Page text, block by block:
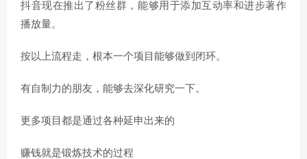
抖音现在推出了粉丝群，能够用于添加互动率和进步著作
播放量。
按以上流程走，根本一个项目能够做到闭环。
有自制力的朋友，能够去深化研究一下。
更多项目都是通过各种延申出来的
赚钱就是锻炼技术的过程